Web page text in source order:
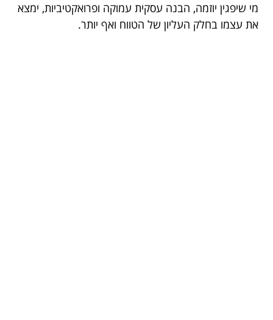
מי שיפגין יוזמה, הבנה עסקית עמוקה ופרואקטיביות, ימצא
את עצמו בחלק העליון של הטווח ואף יותר.